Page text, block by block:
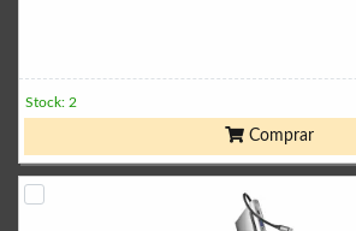
Stock: 2
Comprar